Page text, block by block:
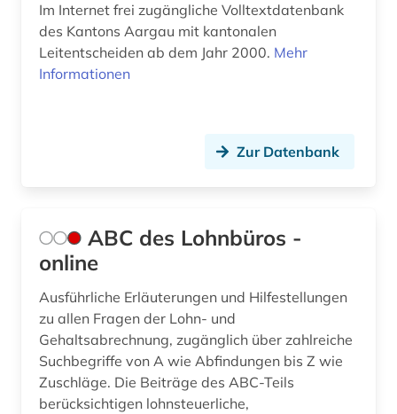
asylbewerberleistungsrecht (1)
asylrecht (5)
aufsatzsammlung (1)
auschwitz-prozess (2)
ausland (1)
ausländer (1)
Schweden (4)
Schweiz (50)
Suedosteuropa (1)
Tschechische Republik (2)
Tuerkei (2)
USA (27)
Im Internet frei zugängliche Volltextdatenbank
des Kantons Aargau mit kantonalen
Leitentscheiden ab dem Jahr 2000. Mehr
Informationen
Zur Datenbank
ABC des Lohnbüros -
online
Ausführliche Erläuterungen und Hilfestellungen
zu allen Fragen der Lohn- und
Gehaltsabrechnung, zugänglich über zahlreiche
Suchbegriffe von A wie Abfindungen bis Z wie
Zuschläge. Die Beiträge des ABC-Teils
berücksichtigen lohnsteuerliche,